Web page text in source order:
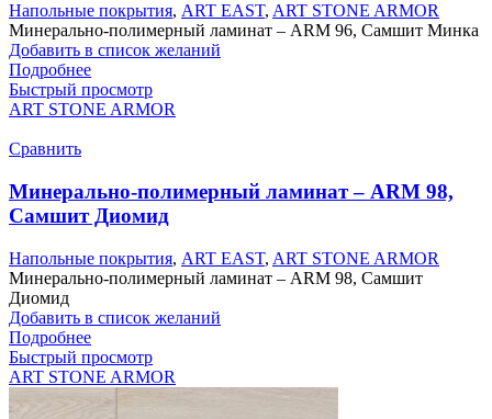
Напольные покрытия, ART EAST, ART STONE ARMOR
Минерально-полимерный ламинат – ARM 96, Самшит Минка
Добавить в список желаний
Подробнее
Быстрый просмотр
ART STONE ARMOR
Сравнить
Минерально-полимерный ламинат – ARM 98,
Самшит Диомид
Напольные покрытия, ART EAST, ART STONE ARMOR
Минерально-полимерный ламинат – ARM 98, Самшит
Диомид
Добавить в список желаний
Подробнее
Быстрый просмотр
ART STONE ARMOR